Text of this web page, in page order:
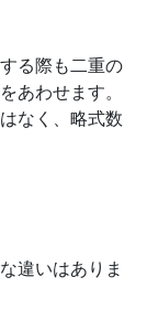
る際も二重の
あわせます。
なく、略式数
違いはありま